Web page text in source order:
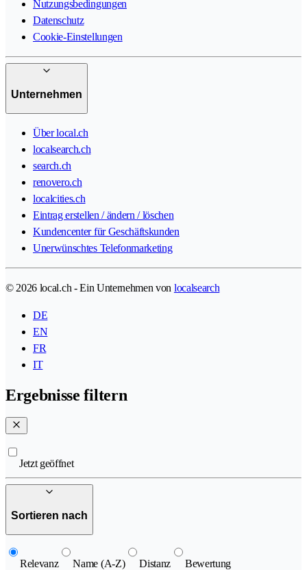
Nutzungsbedingungen
Datenschutz
Cookie-Einstellungen
Unternehmen
Über local.ch
localsearch.ch
search.ch
renovero.ch
localcities.ch
Eintrag erstellen / ändern / löschen
Kundencenter für Geschäftskunden
Unerwünschtes Telefonmarketing
© 2026 local.ch - Ein Unternehmen von localsearch
DE
EN
FR
IT
Ergebnisse filtern
Jetzt geöffnet
Sortieren nach
Relevanz Name (A-Z) Distanz Bewertung